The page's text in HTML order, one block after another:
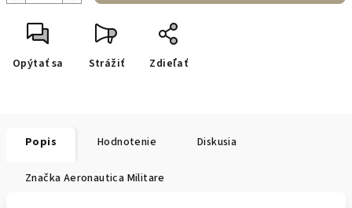
Opýtať sa Strážiť Zdieľať
Popis Hodnotenie Diskusia
Značka Aeronautica Militare